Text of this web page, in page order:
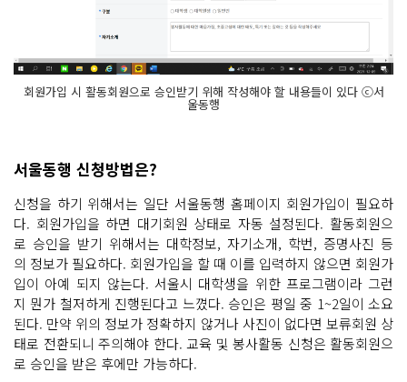
회원가입 시 활동회원으로 승인받기 위해 작성해야 할 내용들이 있다 ⓒ서
울동행
서울동행 신청방법은?
신청을 하기 위해서는 일단 서울동행 홈페이지 회원가입이 필요하
다. 회원가입을 하면 대기회원 상태로 자동 설정된다. 활동회원으
로 승인을 받기 위해서는 대학정보, 자기소개, 학번, 증명사진 등
의 정보가 필요하다. 회원가입을 할 때 이를 입력하지 않으면 회원가
입이 아예 되지 않는다. 서울시 대학생을 위한 프로그램이라 그런
지 뭔가 철저하게 진행된다고 느꼈다. 승인은 평일 중 1~2일이 소요
된다. 만약 위의 정보가 정확하지 않거나 사진이 없다면 보류회원 상
태로 전환되니 주의해야 한다. 교육 및 봉사활동 신청은 활동회원으
로 승인을 받은 후에만 가능하다.